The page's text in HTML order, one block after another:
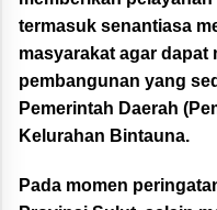
termasuk senantiasa
masyarakat agar
pembangunan yang
Pemerintah Daerah
Kelurahan Bintauna.
Pada momen